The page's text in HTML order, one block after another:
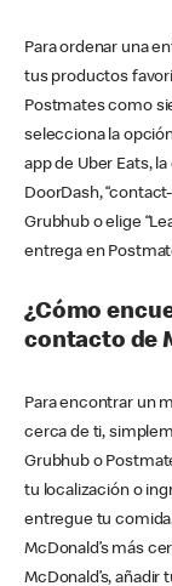
Para ordenar una
tus productos
Postmates como
selecciona la
app de Uber Eats,
DoorDash,
Grubhub o elige
entrega en
¿Cómo
contacto de
Para encontrar un
cerca de ti,
Grubhub o
tu localización o
entregue tu
McDonald’s más
McDonald’s,